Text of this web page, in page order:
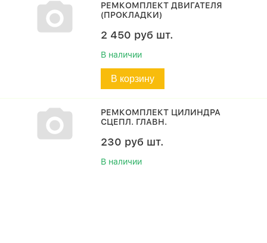
РЕМКОМПЛЕКТ ДВИГАТЕЛЯ
(ПРОКЛАДКИ)
2 450 руб шт.
В наличии
В корзину
РЕМКОМПЛЕКТ ЦИЛИНДРА
СЦЕПЛ. ГЛАВН.
230 руб шт.
В наличии